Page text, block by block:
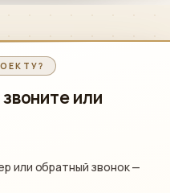
звоните или
или обратный звонок —